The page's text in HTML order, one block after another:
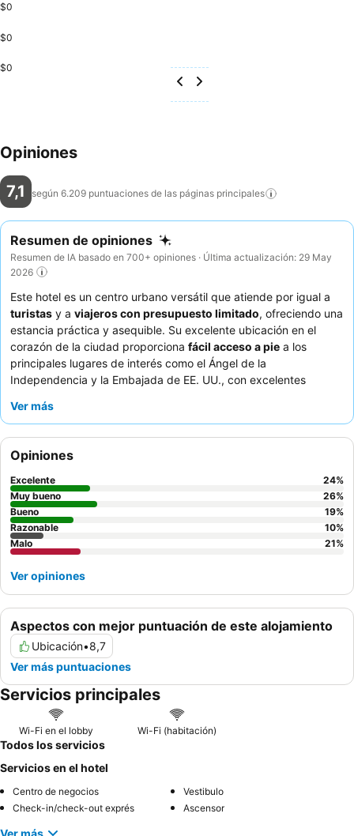
$0
$0
$0
Opiniones
7,1 según 6.209 puntuaciones de las páginas principales
Resumen de opiniones
Resumen de IA basado en 700+ opiniones · Última actualización: 29 May
2026
Este hotel es un centro urbano versátil que atiende por igual a
turistas y a viajeros con presupuesto limitado, ofreciendo una
estancia práctica y asequible. Su excelente ubicación en el
corazón de la ciudad proporciona fácil acceso a pie a los
principales lugares de interés como el Ángel de la
Independencia y la Embajada de EE. UU., con excelentes
cuentan con un práctico
personal, en particular el
botones, recibe constantemente elogios por su amabilidad y
profesionalidad, lo que complementa los precios accesibles del
restaurante del hotel. Para una experiencia más tranquila, se
recomienda a los huéspedes que soliciten una habitación con
vistas al jardín.
Ver más
Aspectos con mejor puntuación de este alojamiento
Ubicación•8,7
Ver más puntuaciones
Opiniones
Excelente 24%
Muy bueno
26%
Bueno
19%
Razonable
10%
Malo
21%
Ver opiniones
Servicios principales
Wi-Fi en el lobby Wi-Fi (habitación)
Todos los servicios
Servicios en el hotel
Centro de negocios
Vestibulo
Check-in/check-out exprés
Ascensor
Ver más